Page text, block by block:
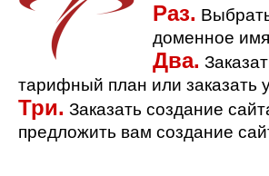
Раз.
доменное
Два.
тарифный план или заказать
Три. Заказать создание
предложить вам создание